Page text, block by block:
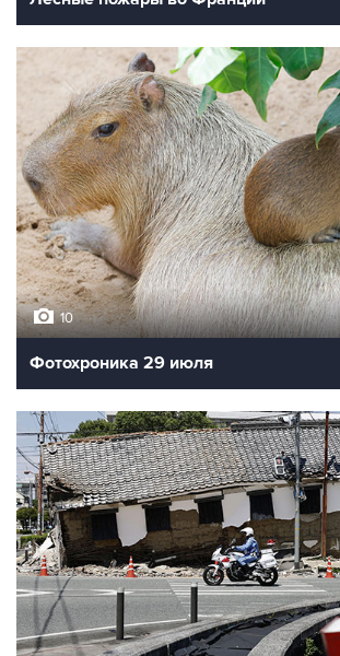
10
Фотохроника 29 июля